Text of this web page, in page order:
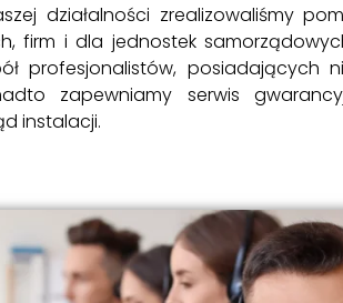
działalności zrealizowaliśmy
firm i dla jednostek
profesjonalistów, posiadających
zapewniamy serwis
instalacji.